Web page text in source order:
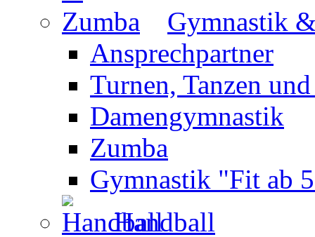
Gymnastik
Ansprechpartner
Turnen, Tanzen
Damengymnastik
Zumba
Gymnastik "Fit ab
Handball